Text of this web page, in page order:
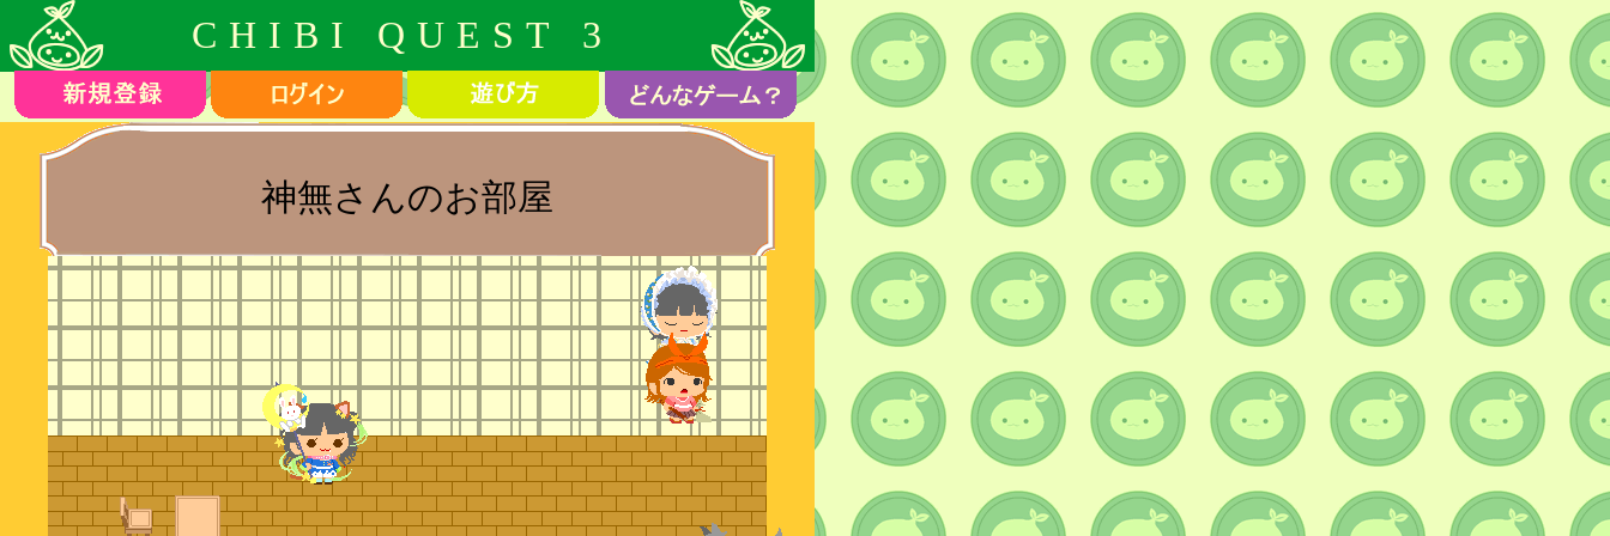
CHIBI QUEST 3
神無さんのお部屋